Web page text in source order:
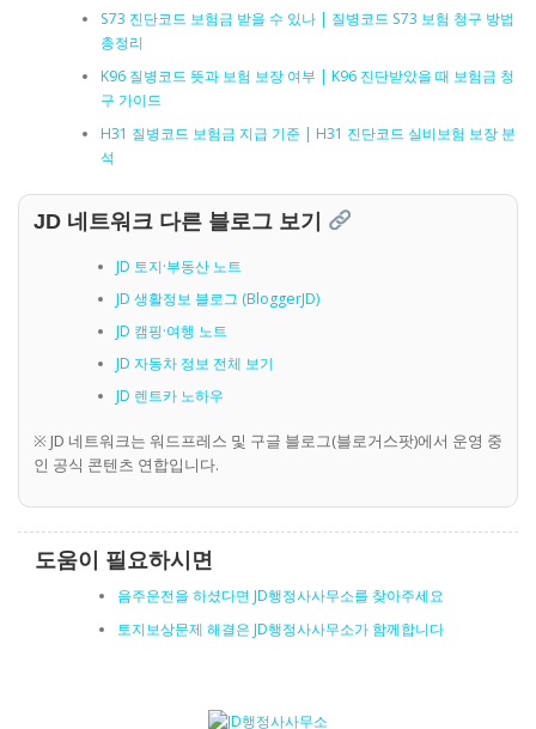
S73 진단코드 보험금 받을 수 있나 | 질병코드 S73 보험 청구 방법
총정리
K96 질병코드 뜻과 보험 보장 여부 | K96 진단받았을 때 보험금 청
구 가이드
H31 질병코드 보험금 지급 기준 | H31 진단코드 실비보험 보장 분
석
JD 네트워크 다른 블로그 보기
JD 토지·부동산 노트
JD 생활정보 블로그 (BloggerJD)
JD 캠핑·여행 노트
JD 자동차 정보 전체 보기
JD 렌트카 노하우
※ JD 네트워크는 워드프레스 및 구글 블로그(블로거스팟)에서 운영 중
인 공식 콘텐츠 연합입니다.
도움이 필요하시면
음주운전을 하셨다면 JD행정사사무소를 찾아주세요
토지보상문제 해결은 JD행정사사무소가 함께합니다